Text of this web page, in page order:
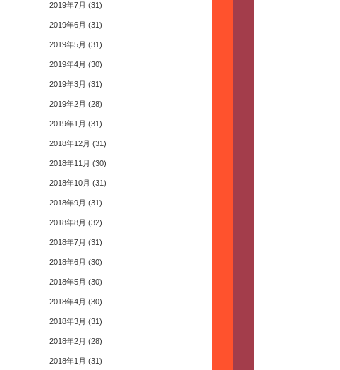
2019年7月 (31)
2019年6月 (31)
2019年5月 (31)
2019年4月 (30)
2019年3月 (31)
2019年2月 (28)
2019年1月 (31)
2018年12月 (31)
2018年11月 (30)
2018年10月 (31)
2018年9月 (31)
2018年8月 (32)
2018年7月 (31)
2018年6月 (30)
2018年5月 (30)
2018年4月 (30)
2018年3月 (31)
2018年2月 (28)
2018年1月 (31)